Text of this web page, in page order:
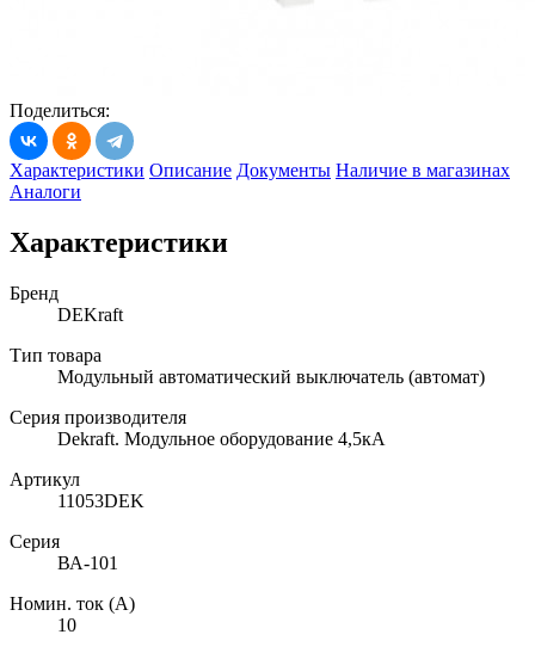
Поделиться:
Характеристики Описание Документы Наличие в магазинах
Аналоги
Характеристики
Бренд
DEKraft
Тип товара
Модульный автоматический выключатель (автомат)
Серия производителя
Dekraft. Модульное оборудование 4,5кА
Артикул
11053DEK
Серия
ВА-101
Номин. ток (А)
10